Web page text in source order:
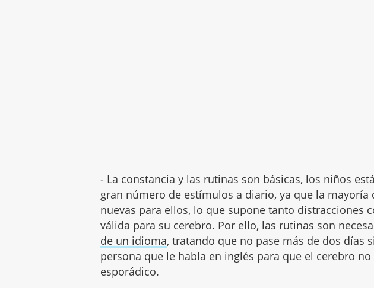
- La constancia y las rutinas son básicas, los niños
gran número de estímulos a diario, ya que la mayoría
nuevas para ellos, lo que supone tanto distracciones
válida para su cerebro. Por ello, las rutinas son
de un idioma, tratando que no pase más de dos días
persona que le habla en inglés para que el cerebro
esporádico.